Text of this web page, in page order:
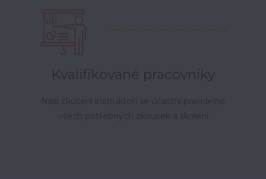
Kvalifikované pracovníky
Naši zkušení instruktoři se účastní pravidelně
všech potřebných zkoušek a školení